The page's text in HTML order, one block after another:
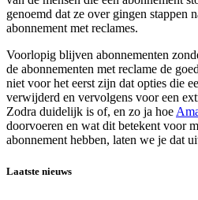
genoemd dat ze over gingen stappen
abonnement met reclames.
Voorlopig blijven abonnementen
de abonnementen met reclame de
niet voor het eerst zijn dat opties die
verwijderd en vervolgens voor een
Zodra duidelijk is of, en zo ja hoe
doorvoeren en wat dit betekent voor
abonnement hebben, laten we je dat
Laatste nieuws